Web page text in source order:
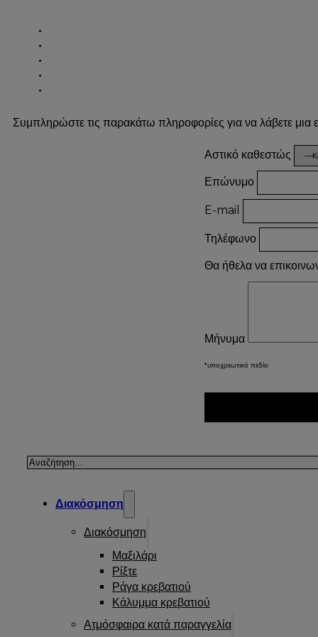
Συμπληρώστε τις παρακάτω πληροφορίες για να λάβετε μια
Αστικό καθεστώς
Επώνυμο
E-mail
Τηλέφωνο
Θα ήθελα να
Μήνυμα
*υποχρεωτικό πεδίο
Αναζήτηση
Διακόσμηση
Διακόσμηση
Μαξιλάρι
Ρίξτε
Ράγα κρεβατιού
Κάλυμμα κρεβατιού
Ατμόσφαιρα κατά παραγγελία